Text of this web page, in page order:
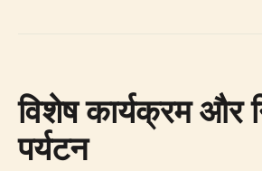
विशेष कार्यक्रम और
पर्यटन